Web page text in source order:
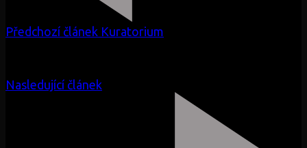
Předchozí článek Kuratorium
Nasledující článek